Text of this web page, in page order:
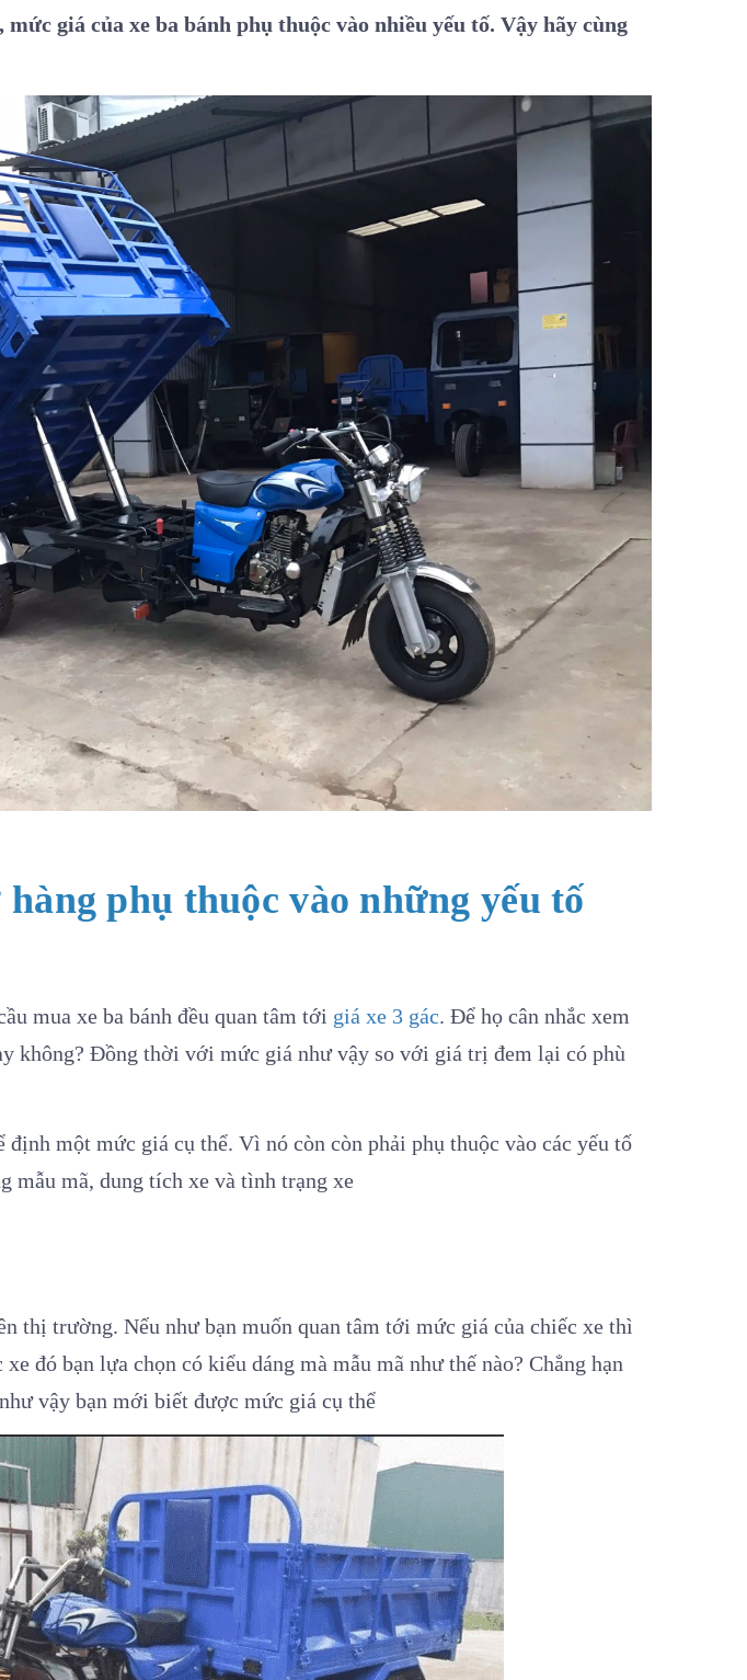
giá của xe ba bánh phụ thuộc vào nhiều yếu tố. Vậy hãy cùng
hàng phụ thuộc vào những yếu tố
mua xe ba bánh đều quan tâm tới giá xe 3 gác. Để họ cân nhắc xem
không? Đồng thời với mức giá như vậy so với giá trị đem lại có phù
một mức giá cụ thể. Vì nó còn còn phải phụ thuộc vào các yếu tố
mẫu mã, dung tích xe và tình trạng xe
thị trường. Nếu như bạn muốn quan tâm tới mức giá của chiếc xe thì
đó bạn lựa chọn có kiểu dáng mà mẫu mã như thế nào? Chẳng hạn
vậy bạn mới biết được mức giá cụ thể